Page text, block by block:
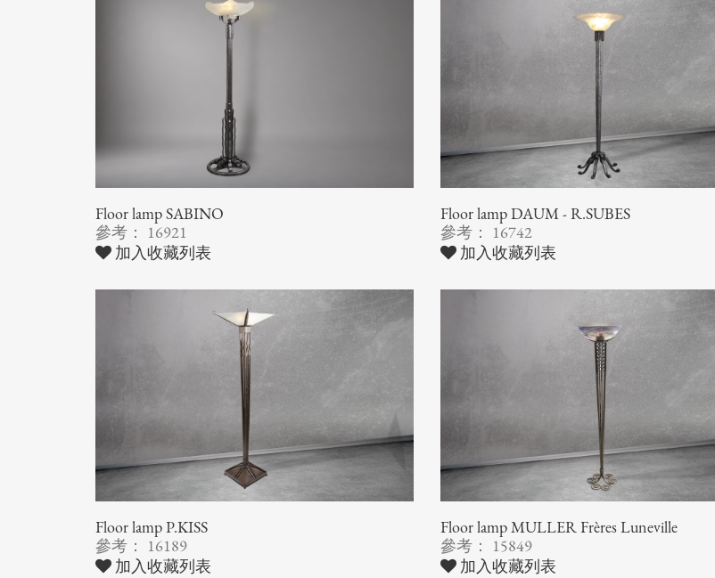
Floor lamp SABINO
參考： 16921
加入收藏列表
Floor lamp DAUM - R.SUBES
參考： 16742
加入收藏列表
Floor lamp P.KISS
參考： 16189
加入收藏列表
Floor lamp MULLER Frères Luneville
參考： 15849
加入收藏列表